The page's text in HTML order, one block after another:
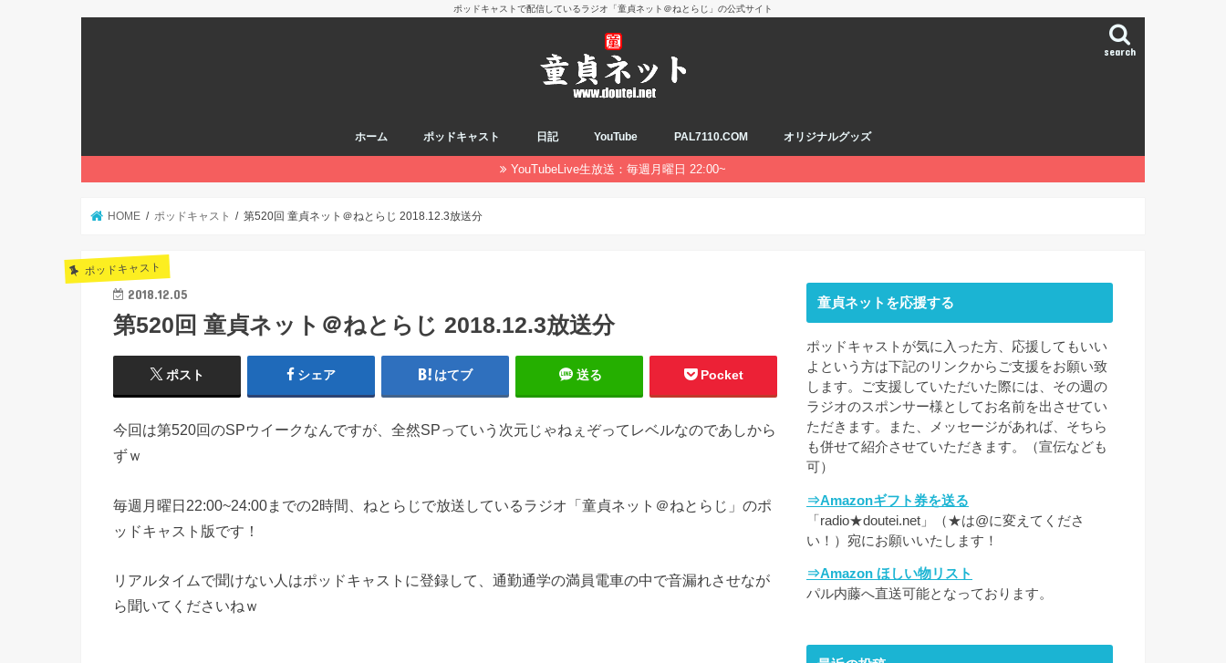
ポッドキャストで配信しているラジオ「童貞ネット＠ねとらじ」の公式サイト
search
ホーム ポッドキャスト 日記 YouTube PAL7110.COM オリジナルグッズ
YouTubeLive生放送：毎週月曜日 22:00~
HOME ポッドキャスト 第520回 童貞ネット＠ねとらじ 2018.12.3放送分
ポッドキャスト
2018.12.05
第520回 童貞ネット＠ねとらじ 2018.12.3放送分
ポスト シェア はてブ 送る Pocket
今回は第520回のSPウイークなんですが、全然SPっていう次元じゃねぇぞってレベルなのであしから
ずｗ
毎週月曜日22:00~24:00までの2時間、ねとらじで放送しているラジオ「童貞ネット＠ねとらじ」のポ
ッドキャスト版です！
リアルタイムで聞けない人はポッドキャストに登録して、通勤通学の満員電車の中で音漏れさせなが
ら聞いてくださいねｗ
童貞ネットを応援する
ポッドキャストが気に入った方、応援してもいい
よという方は下記のリンクからご支援をお願い致
します。ご支援していただいた際には、その週の
ラジオのスポンサー様としてお名前を出させてい
ただきます。また、メッセージがあれば、そちら
も併せて紹介させていただきます。（宣伝なども
可）
⇒Amazonギフト券を送る
「radio★doutei.net」（★は@に変えてくださ
い！）宛にお願いいたします！
⇒Amazon ほしい物リスト
パル内藤へ直送可能となっております。